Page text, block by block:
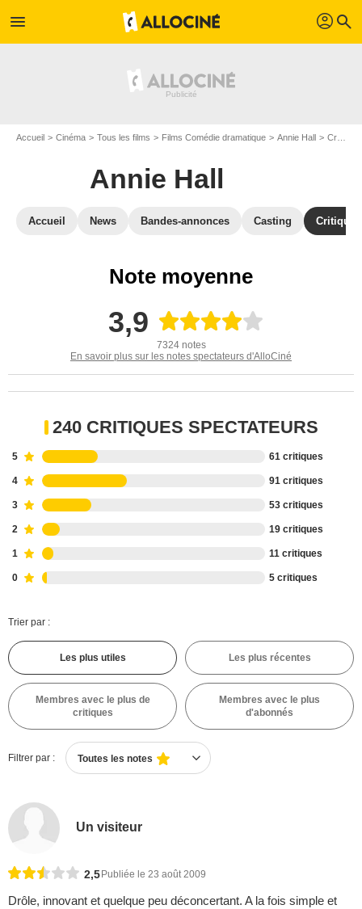
menu profil search
Accueil Cinéma Tous les films Films Comédie dramatique Annie Hall Critiques Annie Hall
Annie Hall
Accueil News Bandes-annonces Casting
Note moyenne
3,9
7324 notes
En savoir plus sur les notes spectateurs d'AlloCiné
240 CRITIQUES SPECTATEURS
5 61 critiques
4 91 critiques
3 53 critiques
2 19 critiques
1 11 critiques
0 5 critiques
Trier par :
Les plus utiles Les plus récentes
Membres avec le plus de
critiques
Membres avec le plus
d'abonnés
Filtrer par : Toutes les notes
Un visiteur
2,5 Publiée le 23 août 2009
Drôle, innovant et quelque peu déconcertant. A la fois simple et